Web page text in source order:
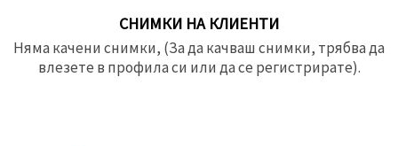
СНИМКИ НА КЛИЕНТИ
Няма качени снимки, (За да качваш снимки, трябва да
влезете в профила си или да се регистрирате).